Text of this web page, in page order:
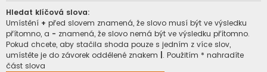
Hledat klíčová slova:
Umístění + před slovem znamená, že slovo musí být ve výsledku
přítomno, a - znamená, že slovo nemá být ve výsledku přítomno.
Pokud chcete, aby stačila shoda pouze s jedním z více slov,
umístěte je do závorek oddělené znakem . Použitím * nahradíte
část slova